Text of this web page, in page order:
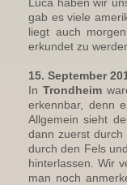
gab es viele
liegt auch
erkundet zu
15. September
In Trondheim
erkennbar, denn
Allgemein sieht
dann zuerst
durch den Fels
hinterlassen. Wir
man noch